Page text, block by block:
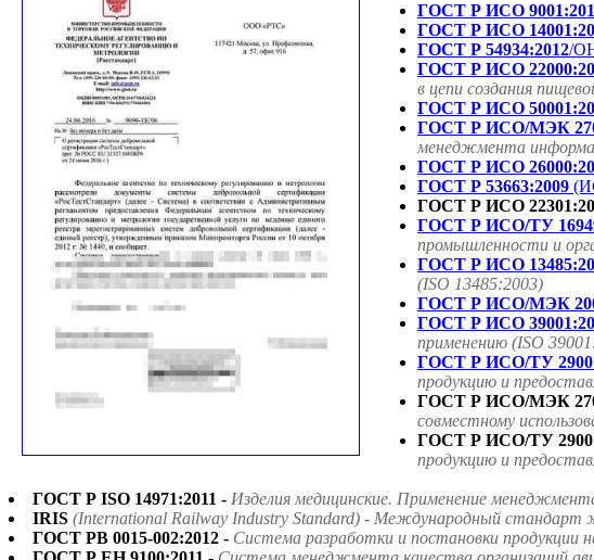
ГОСТ Р ИСО
ГОСТ Р ИСО
ГОСТ Р 54934:2012/
ГОСТ Р ИСО
в цепи создания
ГОСТ Р ИСО
ГОСТ Р ИСО/МЭК
менеджмента
ГОСТ Р ИСО
ГОСТ Р 53663:2009
ГОСТ Р ИСО
ГОСТ Р ИСО/ТУ
промышленности и
ГОСТ Р ИСО
(ISO 13485:2003)
ГОСТ Р ИСО/МЭК
ГОСТ Р ИСО
применению (ISO
ГОСТ Р ИСО/ТУ
продукцию и
ГОСТ Р ИСО/МЭК
совместному
ГОСТ Р ИСО/ТУ
продукцию и
ГОСТ Р ISO 14971:2011 - Изделия медицинские. Применение
IRIS (International Railway Industry Standard) - Международный
ГОСТ РВ 0015-002:2012 - Система разработки и постановки